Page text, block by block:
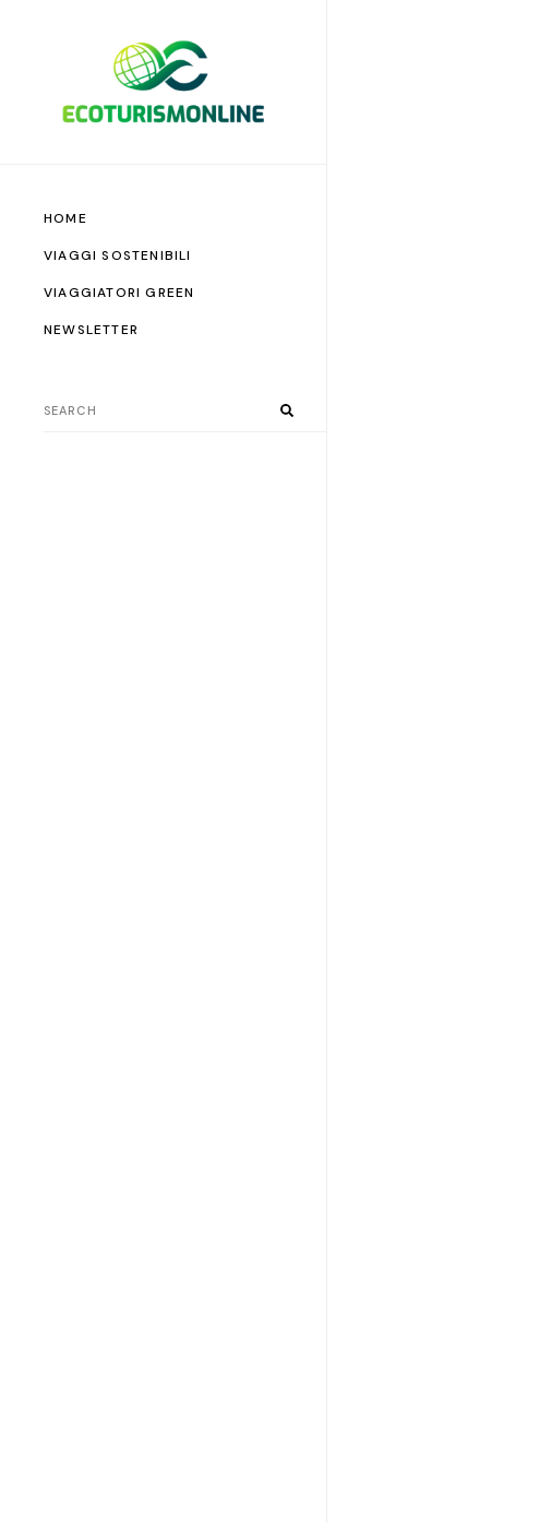
HOME
VIAGGI SOSTENIBILI
VIAGGIATORI GREEN
NEWSLETTER